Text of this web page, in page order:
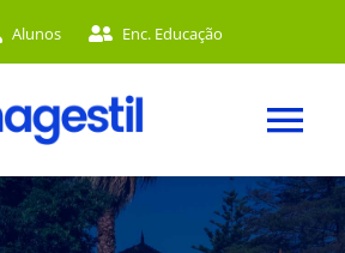
Alunos Enc. Educação
HOME